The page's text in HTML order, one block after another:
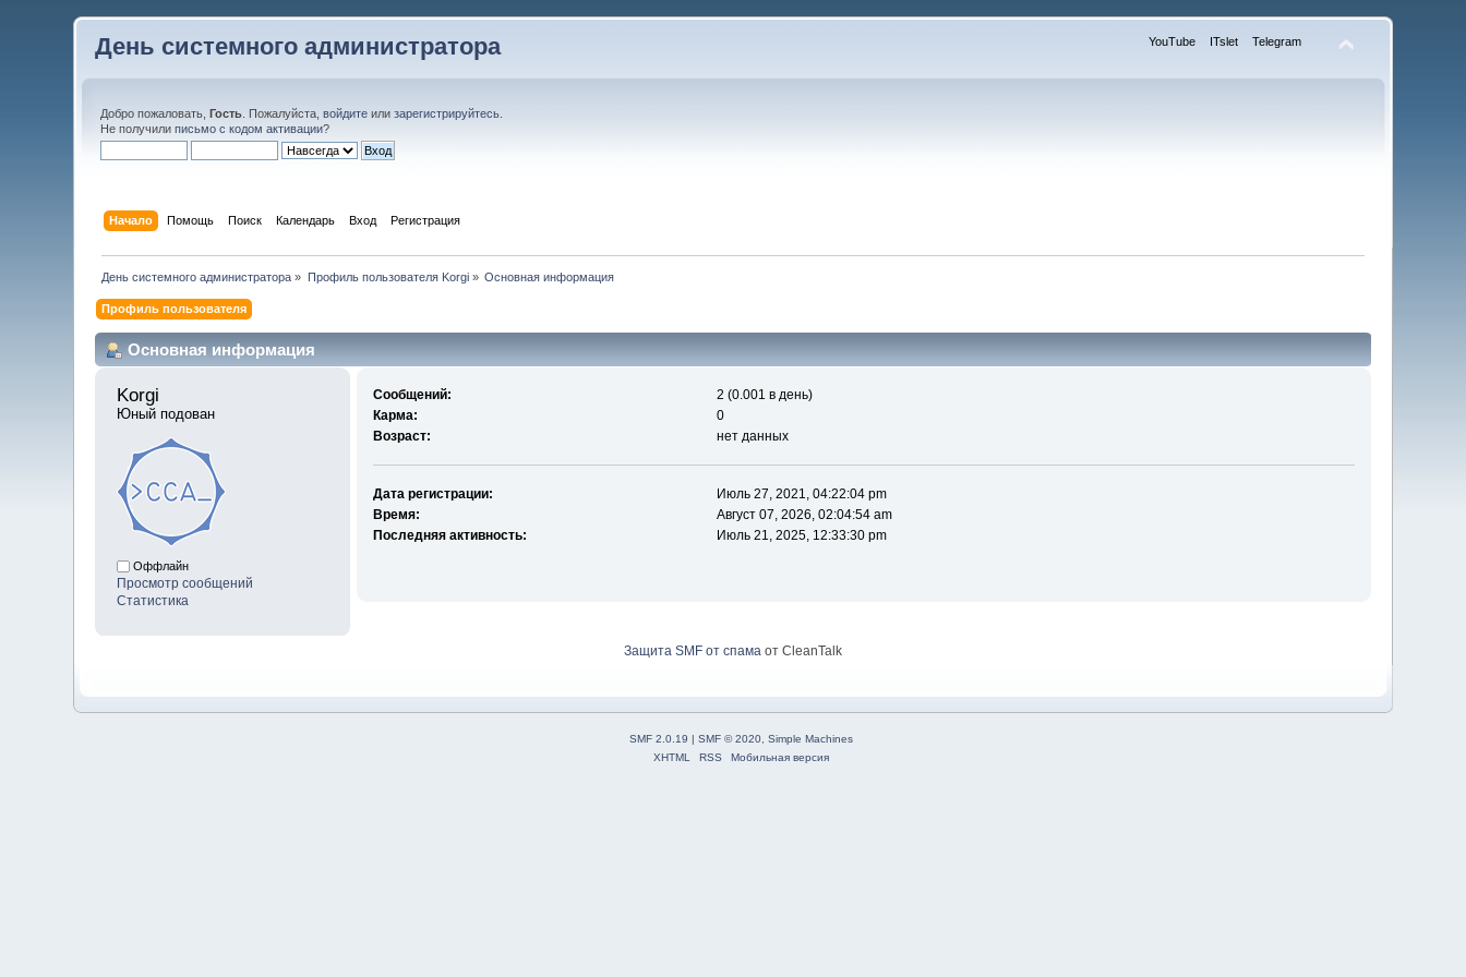
День системного администратора YouTube ITslet Telegram
Добро пожаловать,Гость . Пожалуйста,войдите илизарегистрируйтесь
Не получилиписьмо с кодом активации?
Начало Помощь Поиск Календарь Вход Регистрация
День системного администратора » Профиль пользователя Korgi» Основная информация
Профиль пользователя
Основная информация
Korgi
Юный подован
Оффлайн
Просмотр сообщений
Статистика
Сообщений:
2 (0.001 в день)
Карма:
0
Возраст:
нет данных
Дата регистрации:
Июль 27, 2021, 04:22:04 pm
Время:
Август 07, 2026, 02:04:54 am
Последняя активность:
Июль 21, 2025, 12:33:30 pm
Защита SMF от спама от CleanTalk
SMF 2.0.19 | SMF © 2020 Simple Machines
XHTML
RSS Мобильная версия